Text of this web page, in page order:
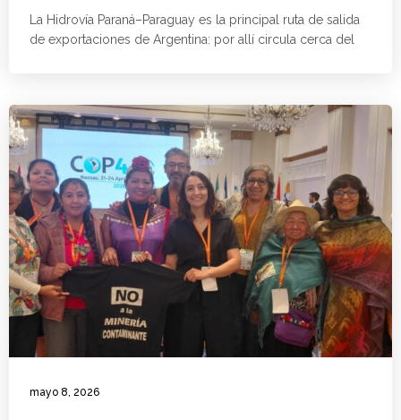
La Hidrovía Paraná–Paraguay es la principal ruta de salida
de exportaciones de Argentina: por allí circula cerca del
mayo 8, 2026